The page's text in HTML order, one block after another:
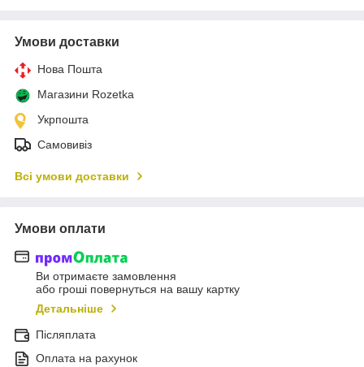
Умови доставки
Нова Пошта
Магазини Rozetka
Укрпошта
Самовивіз
Всі умови доставки
Умови оплати
Ви отримаєте замовлення
або гроші повернуться на вашу картку
Детальніше
Післяплата
Оплата на рахунок